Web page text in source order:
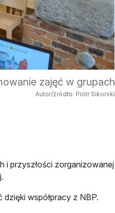
zajęć w grupach
Autor/źródło: Piotr Sikorski
i przyszłości zorganizowanej
współpracy z NBP.